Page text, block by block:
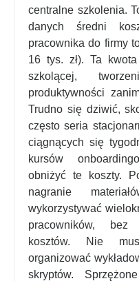
centralne szkolenia.
danych średni
pracownika do firmy
16 tys. zł). Ta
szkolącej,
produktywności
Trudno się dziwić,
często seria
ciągnących się
kursów
obniżyć te koszty.
nagranie
wykorzystywać
pracowników, bez
kosztów. Nie
organizować
skryptów.